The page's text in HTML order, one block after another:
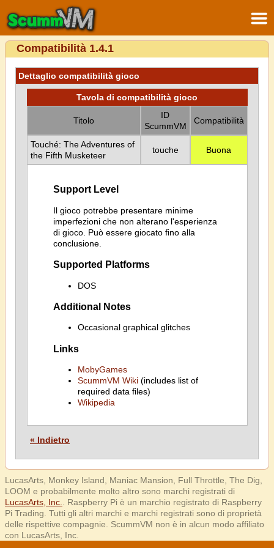
Compatibilità 1.4.1
Dettaglio compatibilità gioco
Tavola di compatibilità gioco
Titolo
ID
ScummVM
Compatibilità
Touché: The Adventures of
the Fifth Musketeer
touche Buona
Support Level
Il gioco potrebbe presentare minime
imperfezioni che non alterano l'esperienza
di gioco. Può essere giocato fino alla
conclusione.
Supported Platforms
DOS
Additional Notes
Occasional graphical glitches
Links
MobyGames
ScummVM Wiki(includes list of
required data files)
Wikipedia
« Indietro
LucasArts, Monkey Island, Maniac Mansion, Full Throttle, The Dig,
LOOM e probabilmente molto altro sono marchi registrati di
LucasArts, Inc.
. Raspberry Pi è un marchio registrato di Raspberry
Pi Trading. Tutti gli altri marchi e marchi registrati sono di proprietà
delle rispettive compagnie. ScummVM non è in alcun modo affiliato
con LucasArts, Inc.